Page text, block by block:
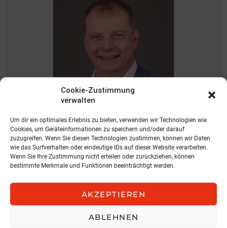
Cookie-Zustimmung
verwalten
Um dir ein optimales Erlebnis zu bieten, verwenden wir Technologien wie
Cookies, um Geräteinformationen zu speichern und/oder darauf
zuzugreifen. Wenn Sie diesen Technologien zustimmen, können wir Daten
wie das Surfverhalten oder eindeutige IDs auf dieser Website verarbeiten.
Wenn Sie Ihre Zustimmung nicht erteilen oder zurückziehen, können
bestimmte Merkmale und Funktionen beeinträchtigt werden.
AKZEPTIEREN
ABLEHNEN
NEWS
Spari geht zu KOBAN
KOBAN SÜDVERS